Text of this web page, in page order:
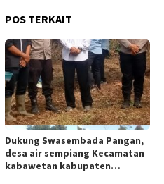
POS TERKAIT
Dukung Swasembada Pangan,
desa air sempiang Kecamatan
kabawetan kabupaten